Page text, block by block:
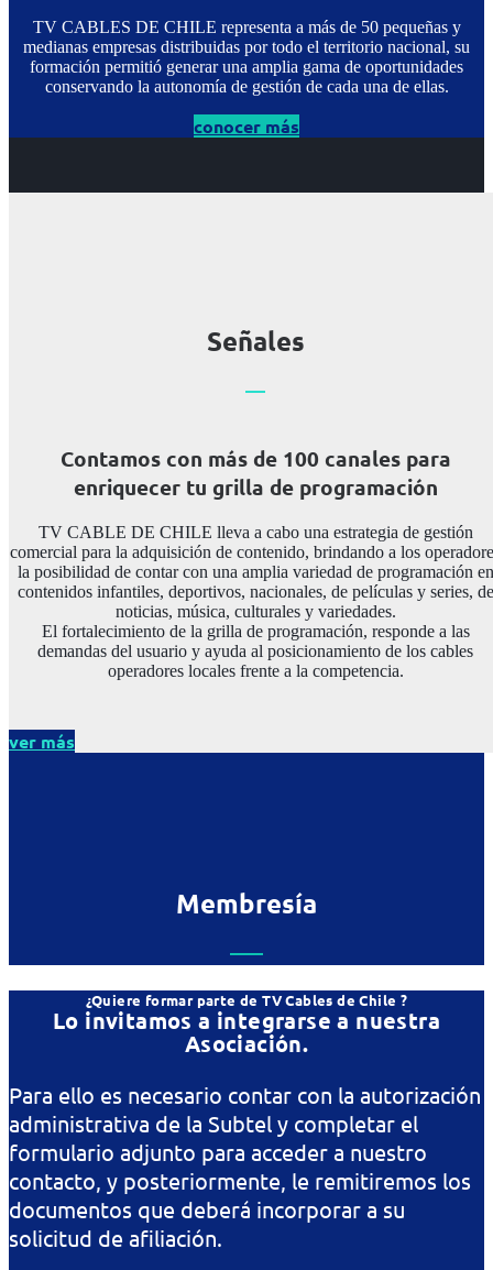
TV CABLES DE CHILE representa a más de 50 pequeñas y
medianas empresas distribuidas por todo el territorio nacional, su
formación permitió generar una amplia gama de oportunidades
conservando la autonomía de gestión de cada una de ellas.
conocer más
Señales
Contamos con más de 100 canales para
enriquecer tu grilla de programación
TV CABLE DE CHILE lleva a cabo una estrategia de gestión
comercial para la adquisición de contenido, brindando a los
la posibilidad de contar con una amplia variedad de programación en
contenidos infantiles, deportivos, nacionales, de películas y series, de
noticias, música, culturales y variedades.
El fortalecimiento de la grilla de programación, responde a las
demandas del usuario y ayuda al posicionamiento de los cables
operadores locales frente a la competencia.
ver más
Membresía
¿Quiere formar parte de TV Cables de Chile ?
Lo invitamos a integrarse a nuestra
Asociación.
Para ello es necesario contar con la autorización
administrativa de la Subtel y completar el
formulario adjunto para acceder a nuestro
contacto, y posteriormente, le remitiremos los
documentos que deberá incorporar a su
solicitud de afiliación.